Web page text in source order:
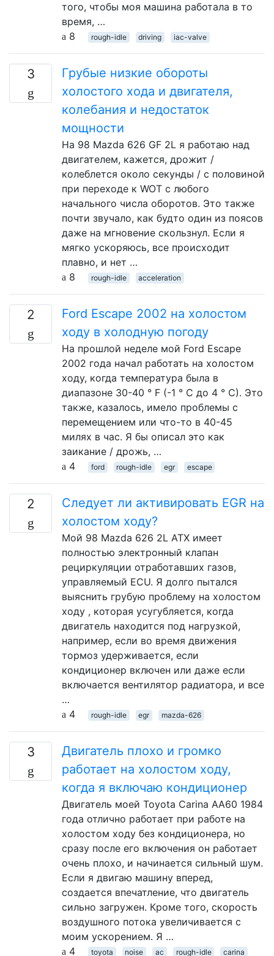
того, чтобы моя машина работала в то
время, …
8
rough-idle driving iac-valve
3
Грубые низкие обороты
холостого хода и двигателя,
колебания и недостаток
мощности
На 98 Mazda 626 GF 2L я работаю над
двигателем, кажется, дрожит /
колеблется около секунды / с половиной
при переходе к WOT с любого
начального числа оборотов. Это также
почти звучало, как будто один из поясов
даже на мгновение скользнул. Если я
мягко ускоряюсь, все происходит
плавно, и нет …
8
rough-idle acceleration
2
Ford Escape 2002 на холостом
ходу в холодную погоду
На прошлой неделе мой Ford Escape
2002 года начал работать на холостом
ходу, когда температура была в
диапазоне 30-40 ° F (-1 ° C до 4 ° C). Это
также, казалось, имело проблемы с
перемещением или что-то в 40-45
милях в час. Я бы описал это как
заикание / дрожь, …
4
ford rough-idle egr escape
2
Следует ли активировать EGR на
холостом ходу?
Мой 98 Mazda 626 2L ATX имеет
полностью электронный клапан
рециркуляции отработавших газов,
управляемый ECU. Я долго пытался
выяснить грубую проблему на холостом
ходу , которая усугубляется, когда
двигатель находится под нагрузкой,
например, если во время движения
тормоз удерживается, если
кондиционер включен или даже если
включается вентилятор радиатора, и все
…
4
rough-idle egr mazda-626
3
Двигатель плохо и громко
работает на холостом ходу,
когда я включаю кондиционер
Двигатель моей Toyota Carina AA60 1984
года отлично работает при работе на
холостом ходу без кондиционера, но
сразу после его включения он работает
очень плохо, и начинается сильный шум.
Если я двигаю машину вперед,
создается впечатление, что двигатель
сильно загружен. Кроме того, скорость
воздушного потока увеличивается с
моим ускорением. Я …
4
toyota noise ac rough-idle carina